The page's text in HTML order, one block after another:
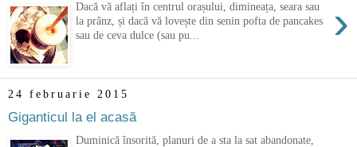
›
Dacă vă aflați în centrul orașului, dimineața, seara sau
la prânz, și dacă vă lovește din senin pofta de pancakes
sau de ceva dulce (sau pu...
24 februarie 2015
Giganticul la el acasă
Duminică însorită, planuri de a sta la sat abandonate,